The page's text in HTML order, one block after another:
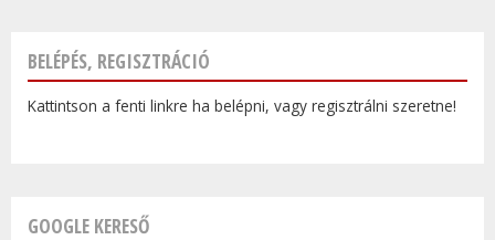
BELÉPÉS, REGISZTRÁCIÓ
Kattintson a fenti linkre ha belépni, vagy regisztrálni szeretne!
GOOGLE KERESŐ